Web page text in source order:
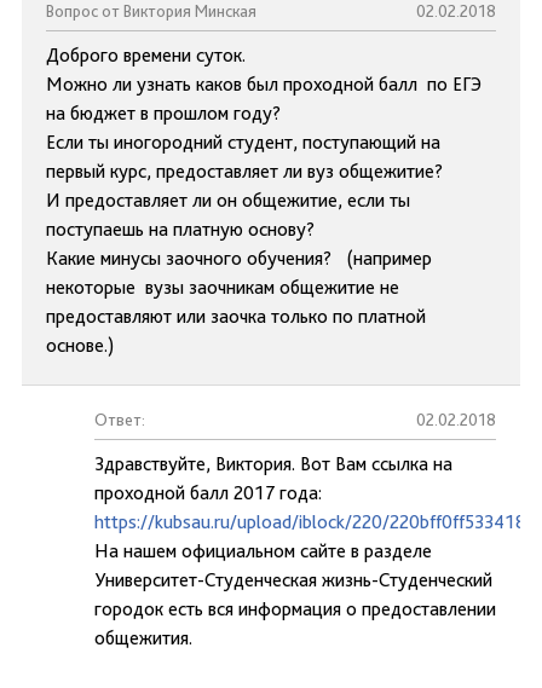
Вопрос от Виктория Минская 02.02.2018
Доброго времени суток.
Можно ли узнать каков был проходной балл по ЕГЭ
на бюджет в прошлом году?
Если ты иногородний студент, поступающий на
первый курс, предоставляет ли вуз общежитие?
И предоставляет ли он общежитие, если ты
поступаешь на платную основу?
Какие минусы заочного обучения? (например
некоторые вузы заочникам общежитие не
предоставляют или заочка только по платной
основе.)
Ответ: 02.02.2018
Здравствуйте, Виктория. Вот Вам ссылка на
проходной балл 2017 года:
https://kubsau.ru/upload/iblock/220/
На нашем официальном сайте в разделе
Университет-Студенческая жизнь-Студенческий
городок есть вся информация о предоставлении
общежития.